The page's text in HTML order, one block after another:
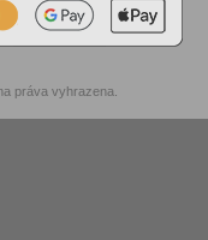
práva vyhrazena.